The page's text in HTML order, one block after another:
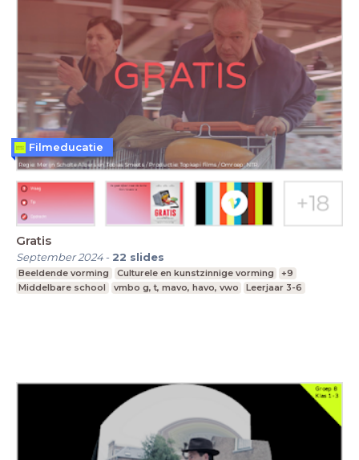
Gratis
September 2024- 22 slides
Beeldende vorming Culturele en kunstzinnige vorming
+9
Middelbare school
vmbo g, t, mavo, havo, vwo Leerjaar 3-6
Filmeducatie